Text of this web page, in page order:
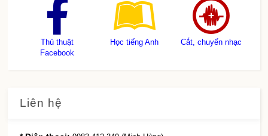
Thủ thuật
Facebook
Học tiếng Anh Cắt, chuyển nhạc
Liên hệ